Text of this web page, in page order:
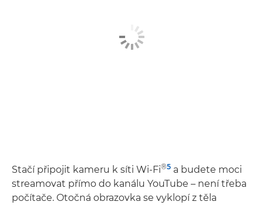
Stačí připojit kameru k síti Wi-Fi®5 a budete moci
streamovat přímo do kanálu YouTube – není třeba
počítače. Otočná obrazovka se vyklopí z těla